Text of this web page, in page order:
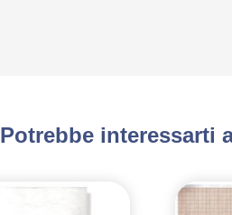
Potrebbe interessarti